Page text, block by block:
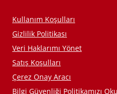
Kullanım Koşulları
Gizlilik Politikası
Veri Haklarımı Yönet
Satış Koşulları
Çerez Onay Aracı
Bilgi Güvenliği Politikamızı